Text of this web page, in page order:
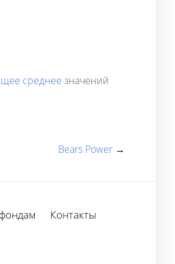
среднее значений
Bears Power →
Контакты